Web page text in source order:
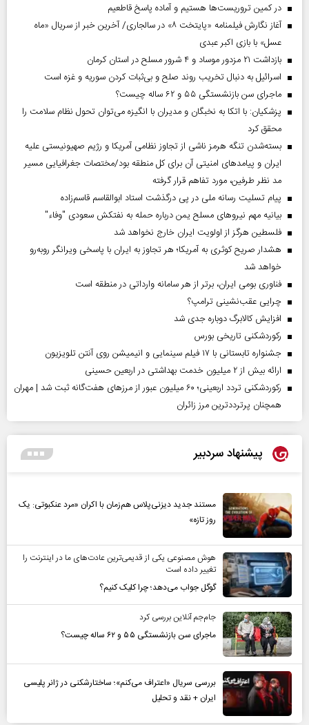
در کمین تروریست‌ها هستیم و آماده پاسخ قاطعیم
آغاز نگارش فیلمنامه «پایتخت ۸» در سالجاری/ آخرین خبر از سریال «ماه
عسل» با بازی اکبر عبدی
بازداشت ۲۱ مزدور موساد و ۴ شرور مسلح در استان کرمان
اسرائیل به دنبال تخریب روند صلح و بی‌ثبات کردن سوریه و غزه است
ماجرای سن بازنشستگی ۵۵ و ۶۲ ساله چیست؟
پزشکیان: با اتکا به نخبگان و مدیران با انگیزه می‌توان تحول نظام سلامت را
محقق کرد
بسته‌شدن تنگه هرمز ناشی از تجاوز نظامی آمریکا و رژیم صهیونیستی علیه
ایران و پیامد‌های امنیتی آن برای کل منطقه بود/مختصات جغرافیایی مسیر
مد نظر طرفین، مورد تفاهم قرار گرفته
پیام تسلیت رسانه ملی در پی درگذشت استاد ابوالقاسم قاسم‌زاده
بیانیه مهم نیروهای مسلح یمن درباره حمله به نفتکش سعودی "وفاء"
فلسطین هرگز از اولویت ایران خارج نخواهد شد
هشدار صریح کوثری به آمریکا؛ هر تجاوز به ایران با پاسخی ویرانگر روبه‌رو
خواهد شد
فناوری بومی ایران، برتر از هر سامانه وارداتی در منطقه است
چرایی عقب‌نشینی ترامپ؟
افزایش کالابرگ دوباره جدی شد
رکوردشکنی تاریخی بورس
جشنواره تابستانی با ۱۷ فیلم سینمایی و انیمیشن روی آنتن تلویزیون
ارائه بیش از ۲ میلیون خدمت بهداشتی در اربعین حسینی
رکوردشکنی تردد اربعینی؛ ۶۰ میلیون عبور از مرزهای هفت‌گانه ثبت شد | مهران
همچنان پرترددترین مرز زائران
پیشنهاد سردبیر
مستند جدید دیزنی‌پلاس هم‌زمان با اکران «مرد عنکبوتی: یک
روز تازه»
هوش مصنوعی یکی از قدیمی‌ترین عادت‌های ما در اینترنت را
تغییر داده است
گوگل جواب می‌دهد؛ چرا کلیک کنیم؟
جام‌جم آنلاین بررسی کرد
ماجرای سن بازنشستگی ۵۵ و ۶۲ ساله چیست؟
بررسی سریال «اعتراف می‌کنم»؛ ساختارشکنی در ژانر پلیسی
ایران + نقد و تحلیل